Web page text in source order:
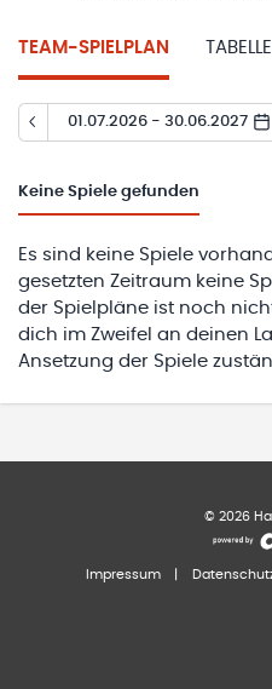
TEAM-SPIELPLAN
01.07.2026 - 30.06.2027
Keine Spiele gefunden
Es sind keine Spiele
gesetzten Zeitraum keine
der Spielpläne ist noch
dich im Zweifel an deinen
Ansetzung der Spiele
© 2026
Impressum